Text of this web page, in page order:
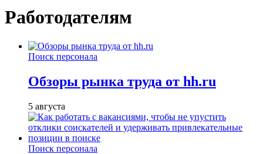
Работодателям
Поиск персонала
Обзоры рынка труда от hh.ru
5 августа
Поиск персонала